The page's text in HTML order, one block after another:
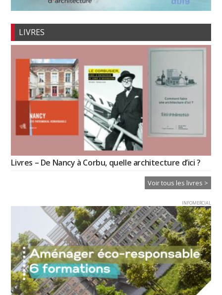
LIVRES
Livres – De Nancy à Corbu, quelle architecture d’ici ?
Voir tous les livres >
INFOMERCIAL